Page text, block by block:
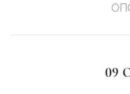
09